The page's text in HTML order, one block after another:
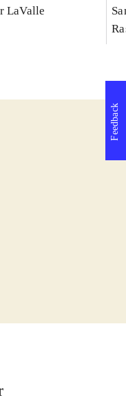
LaValle
Feedback